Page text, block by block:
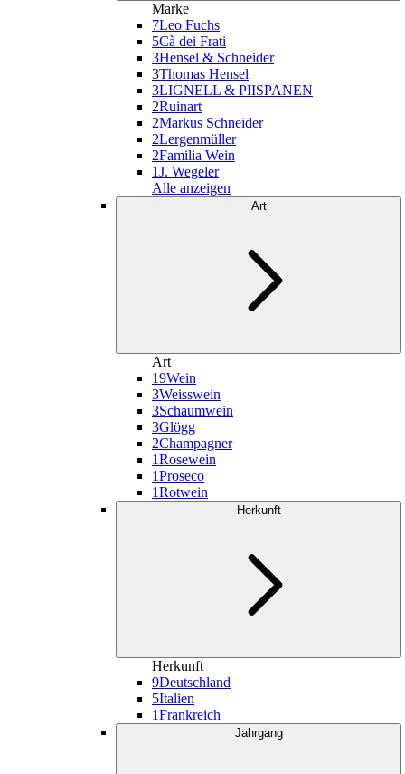
Marke
7Leo Fuchs
5Cà dei Frati
3Hensel & Schneider
3Thomas Hensel
3LIGNELL & PIISPANEN
2Ruinart
2Markus Schneider
2Lergenmüller
2Familia Wein
1J. Wegeler
Alle anzeigen
Art
Art
19Wein
3Weisswein
3Schaumwein
3Glögg
2Champagner
1Rosewein
1Proseco
1Rotwein
Herkunft
Herkunft
9Deutschland
5Italien
1Frankreich
Jahrgang